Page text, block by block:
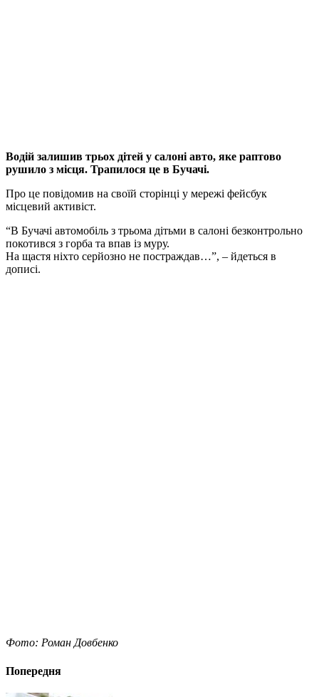
Водій залишив трьох дітей у салоні авто, яке раптово
рушило з місця. Трапилося це в Бучачі.
Про це повідомив на своїй сторінці у мережі фейсбук
місцевий активіст.
“В Бучачі автомобіль з трьома дітьми в салоні безконтрольно
покотився з горба та впав із муру.
На щастя ніхто серйозно не постраждав…”, – йдеться в
дописі.
Фото: Роман Довбенко
Попередня